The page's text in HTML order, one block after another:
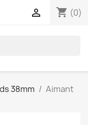
shopping_cart (0)

38mm
Aimant